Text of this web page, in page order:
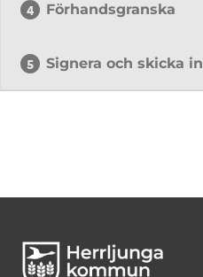
Förhandsgranska
Signera och skicka in